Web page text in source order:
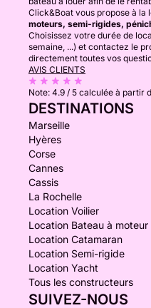
Click&Boat vous propose à la
moteurs, semi-rigides,
Choisissez votre durée de
semaine, ...) et contactez le
directement toutes vos
AVIS CLIENTS
Note: 4.9 / 5 calculée à partir
DESTINATIONS
Marseille
Hyères
Corse
Cannes
Cassis
La Rochelle
Location Voilier
Location Bateau à moteur
Location Catamaran
Location Semi-rigide
Location Yacht
Tous les constructeurs
SUIVEZ-NOUS